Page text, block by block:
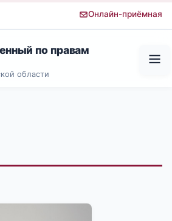
Онлайн-приёмная
по правам
области